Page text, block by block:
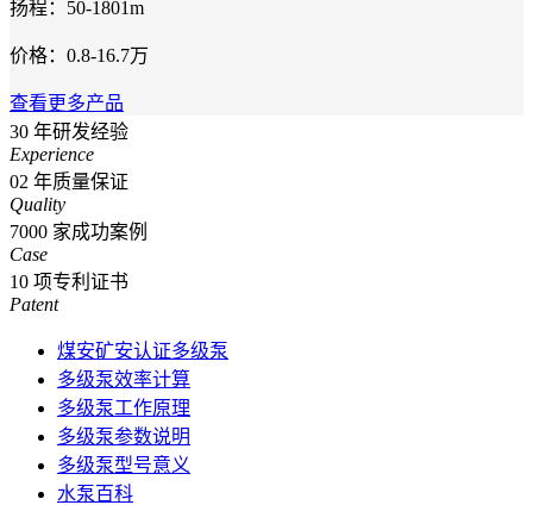
扬程：50-1801m
价格：0.8-16.7万
查看更多产品
30 年研发经验
Experience
02 年质量保证
Quality
7000 家成功案例
Case
10 项专利证书
Patent
煤安矿安认证多级泵
多级泵效率计算
多级泵工作原理
多级泵参数说明
多级泵型号意义
水泵百科